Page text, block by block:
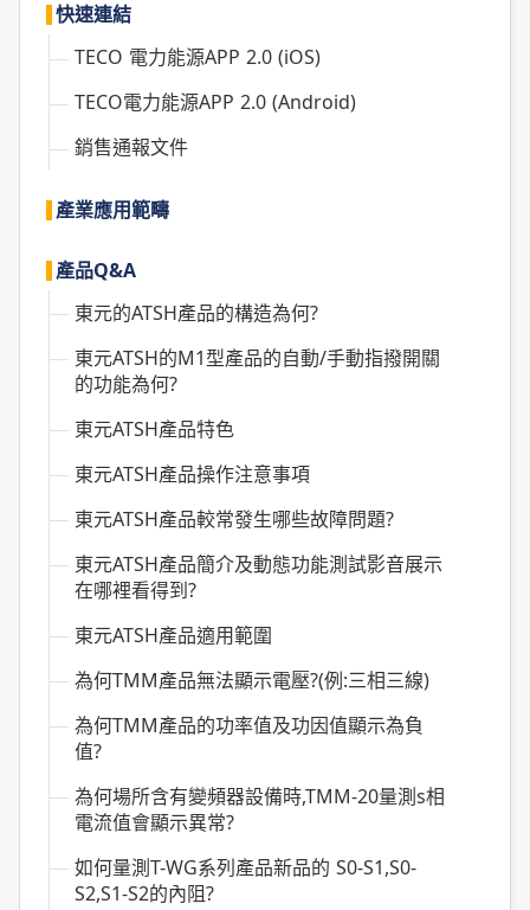
快速連結
TECO 電力能源APP 2.0 (iOS)
TECO電力能源APP 2.0 (Android)
銷售通報文件
產業應用範疇
產品Q&A
東元的ATSH產品的構造為何?
東元ATSH的M1型產品的自動/手動指撥開關
的功能為何?
東元ATSH產品特色
東元ATSH產品操作注意事項
東元ATSH產品較常發生哪些故障問題?
東元ATSH產品簡介及動態功能測試影音展示
在哪裡看得到?
東元ATSH產品適用範圍
為何TMM產品無法顯示電壓?(例:三相三線)
為何TMM產品的功率值及功因值顯示為負
值?
為何場所含有變頻器設備時,TMM-20量測s相
電流值會顯示異常?
如何量測T-WG系列產品新品的 S0-S1,S0-
S2,S1-S2的內阻?